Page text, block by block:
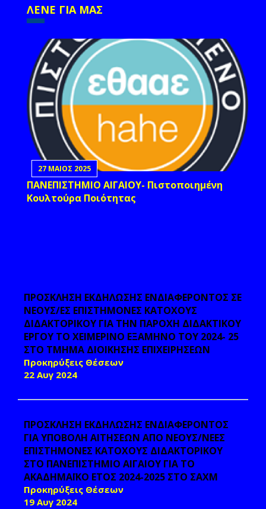
ΛΕΝΕ ΓΙΑ ΜΑΣ
27 ΜΑΙΟΣ 2025
ΠΑΝΕΠΙΣΤΗΜΙΟ ΑΙΓΑΙΟΥ- Πιστοποιημένη
Κουλτούρα Ποιότητας
ΠΡΟΣΚΛΗΣΗ ΕΚΔΗΛΩΣΗΣ ΕΝΔΙΑΦΕΡΟΝΤΟΣ ΣΕ
ΝΕΟΥΣ/ΕΣ ΕΠΙΣΤΗΜΟΝΕΣ ΚΑΤΟΧΟΥΣ
ΔΙΔΑΚΤΟΡΙΚΟΥ ΓΙΑ ΤΗΝ ΠΑΡΟΧΗ ΔΙΔΑΚΤΙΚΟΥ
ΕΡΓΟΥ ΤΟ ΧΕΙΜΕΡΙΝΟ ΕΞΑΜΗΝΟ ΤΟΥ 2024- 25
ΣΤΟ ΤΜΗΜΑ ΔΙΟΙΚΗΣΗΣ ΕΠΙΧΕΙΡΗΣΕΩΝ
Προκηρύξεις Θέσεων
22 Αυγ 2024
ΠΡΟΣΚΛΗΣΗ ΕΚΔΗΛΩΣΗΣ ΕΝΔΙΑΦΕΡΟΝΤΟΣ
ΓΙΑ ΥΠΟΒΟΛΗ ΑΙΤΗΣΕΩΝ ΑΠΟ ΝΕΟΥΣ/ΝΕΕΣ
ΕΠΙΣΤΗΜΟΝΕΣ ΚΑΤΟΧΟΥΣ ΔΙΔΑΚΤΟΡΙΚΟΥ
ΣΤΟ ΠΑΝΕΠΙΣΤΗΜΙΟ ΑΙΓΑΙΟΥ ΓΙΑ ΤΟ
ΑΚΑΔΗΜΑΪΚΟ ΕΤΟΣ 2024-2025 ΣΤΟ ΣΑΧΜ
Προκηρύξεις Θέσεων
19 Αυγ 2024